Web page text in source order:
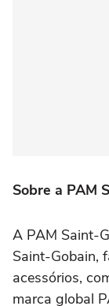
Sobre a PAM
A PAM Saint-
Saint-Gobain,
acessórios,
marca global